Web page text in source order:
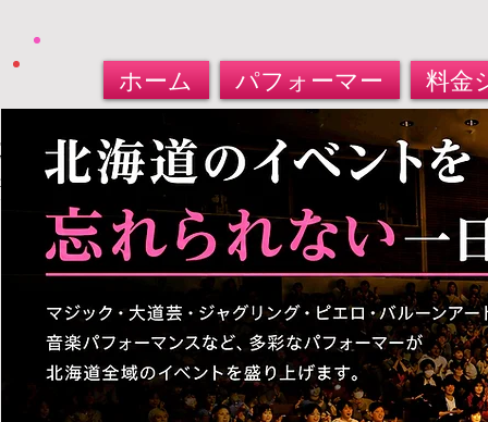
ホーム パフォーマー 料金
北海道パフォーマー​派遣サービス
大道芸人・マジシャン・バルーンアート